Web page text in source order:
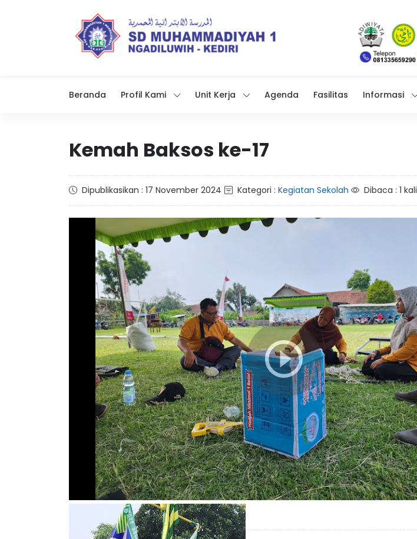
Beranda Profil Kami Unit Kerja Agenda Fasilitas Informasi
Kemah Baksos ke-17
Dipublikasikan : 17 November 2024 Kategori : Kegiatan Sekolah Dibaca : 1 kali